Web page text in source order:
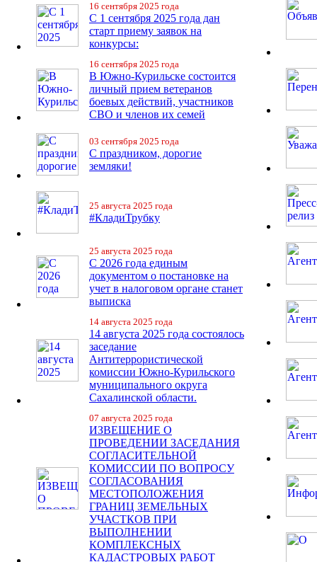
16 сентября 2025 года
С 1 сентября 2025 года дан
старт приему заявок на
конкурсы:
16 сентября 2025 года
В Южно-Курильске состоится
личный прием ветеранов
боевых действий, участников
СВО и членов их семей
03 сентября 2025 года
С праздником, дорогие
земляки!
25 августа 2025 года
#КладиТрубку
25 августа 2025 года
С 2026 года единым
документом о постановке на
учет в налоговом органе станет
выписка
14 августа 2025 года
14 августа 2025 года состоялось
заседание
Антитеррористической
комиссии Южно-Курильского
муниципального округа
Сахалинской области.
07 августа 2025 года
ИЗВЕЩЕНИЕ О
ПРОВЕДЕНИИ ЗАСЕДАНИЯ
СОГЛАСИТЕЛЬНОЙ
КОМИССИИ ПО ВОПРОСУ
СОГЛАСОВАНИЯ
МЕСТОПОЛОЖЕНИЯ
ГРАНИЦ ЗЕМЕЛЬНЫХ
УЧАСТКОВ ПРИ
ВЫПОЛНЕНИИ
КОМПЛЕКСНЫХ
КАДАСТРОВЫХ РАБОТ